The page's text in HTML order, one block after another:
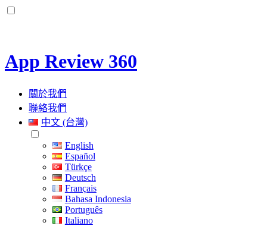
App Review 360
關於我們
聯絡我們
中文 (台灣)
English
Español
Türkçe
Deutsch
Français
Bahasa Indonesia
Português
Italiano